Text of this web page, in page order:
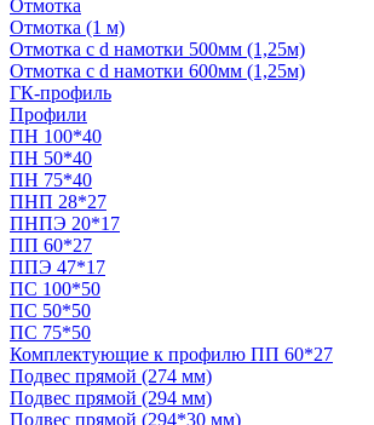
Отмотка
Отмотка (1 м)
Отмотка с d намотки 500мм (1,25м)
Отмотка с d намотки 600мм (1,25м)
ГК-профиль
Профили
ПН 100*40
ПН 50*40
ПН 75*40
ПНП 28*27
ПНПЭ 20*17
ПП 60*27
ППЭ 47*17
ПС 100*50
ПС 50*50
ПС 75*50
Комплектующие к профилю ПП 60*27
Подвес прямой (274 мм)
Подвес прямой (294 мм)
Подвес прямой (294*30 мм)